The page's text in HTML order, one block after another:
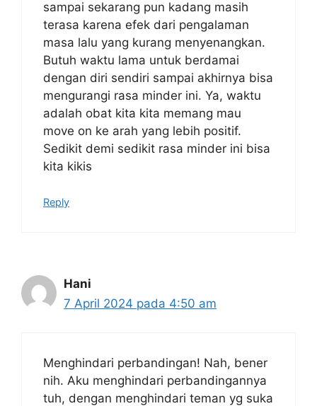
sampai sekarang pun kadang masih
terasa karena efek dari pengalaman
masa lalu yang kurang menyenangkan.
Butuh waktu lama untuk berdamai
dengan diri sendiri sampai akhirnya bisa
mengurangi rasa minder ini. Ya, waktu
adalah obat kita kita memang mau
move on ke arah yang lebih positif.
Sedikit demi sedikit rasa minder ini bisa
kita kikis
Reply
Hani
7 April 2024 pada 4:50 am
Menghindari perbandingan! Nah, bener
nih. Aku menghindari perbandingannya
tuh, dengan menghindari teman yg suka